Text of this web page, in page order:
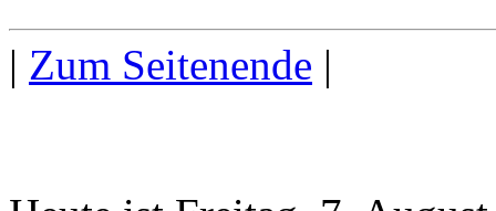
| Zum Seitenende |